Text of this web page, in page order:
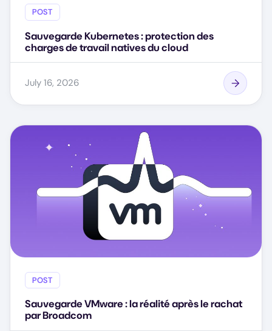
POST
Sauvegarde Kubernetes : protection des
charges de travail natives du cloud
July 16, 2026
POST
Sauvegarde VMware : la réalité après le rachat
par Broadcom